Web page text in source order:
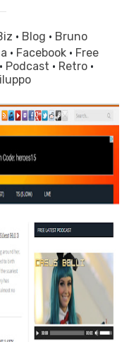
· Blog · Bruno
· Facebook · Free
· Podcast · Retro ·